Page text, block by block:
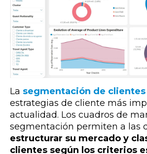
La segmentación de clientes
estrategias de cliente más
actualidad. Los cuadros de
segmentación permiten a las
estructurar su mercado y
clientes según los criterios